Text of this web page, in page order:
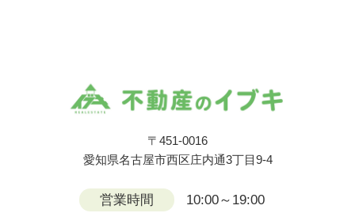
〒451-0016
愛知県名古屋市西区庄内通3丁目9-4
営業時間 10:00～19:00